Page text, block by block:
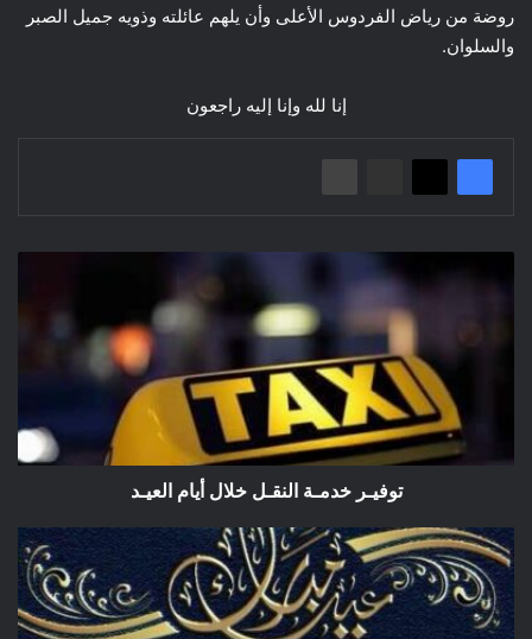
روضة من رياض الفردوس الأعلى وأن يلهم عائلته وذويه جميل الصبر
والسلوان.
إنا لله وإنا إليه راجعون
توفيـر خدمـة النقـل خلال أيام العيـد
عيد
مبارك